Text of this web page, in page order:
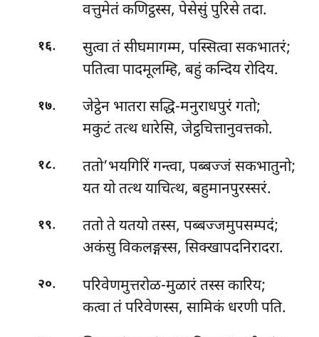
वत्तुमेतं कणिट्ठस्स, पेसेसुं पुरिसे तदा.
१६.
सुत्वा तं सीघमागम्म, पस्सित्वा सकभातरं;
पतित्वा पादमूलम्हि, बहुं कन्दिय रोदिय.
१७.
जेट्ठेन भातरा सद्धि-मनुराधपुरं गतो;
मकुटं तत्थ धारेसि, जेट्ठचित्तानुवत्तको.
१८.
ततो’भयगिरिं गन्त्वा, पब्बज्जं सकभातुनो;
यत यो तत्थ याचित्थ, बहुमानपुरस्सरं.
१९.
ततो ते यतयो तस्स, पब्बज्जमुपसम्पदं;
अकंसु विकलङ्गस्स, सिक्खापदनिरादरा.
२०. परिवेणमुत्तरोळ-मुळारंतस्स कारिय;
कत्वा तं परिवेणस्स, सामिकं धरणी पति.